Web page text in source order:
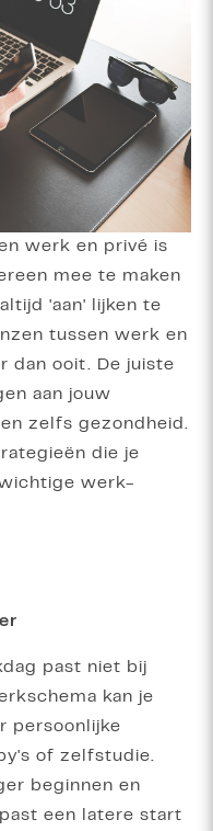
werk en privé is
mee te maken
'aan' lijken te
tussen werk en
dan ooit. De juiste
aan jouw
zelfs gezondheid.
die je
werk-
past niet bij
kan je
persoonlijke
of zelfstudie.
beginnen en
een latere start